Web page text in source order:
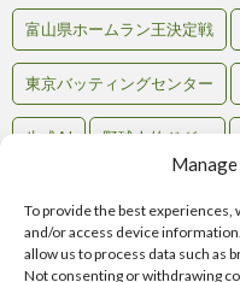
To provide the best
and/or access device
allow us to process data such as
Not consenting or withdrawing
富山県ホームラン王決定戦
東京バッティングセンター
生成AI 野球人的ドグマ